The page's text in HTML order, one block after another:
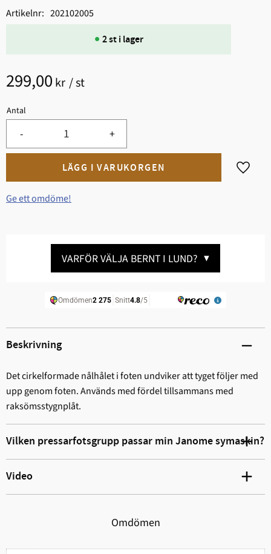
299,00 kr /st
Antal
+
-
Lägg
2 st i lager
Artikelnr 202102005
Ge ett omdöme!
VARFÖR VÄLJA BERNT I LUND? ▼
Beskrivning
Det cirkelformade nålhålet i foten undviker att tyget följer med
upp genom foten. Används med fördel tillsammans med
raksömsstygnplåt.
Vilken pressarfotsgrupp passar min Janome symaskin?
Video
Omdömen